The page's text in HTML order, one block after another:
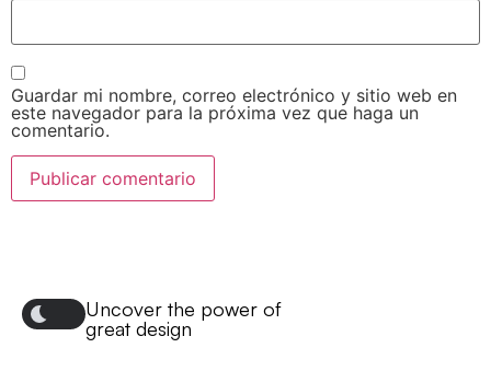
Guardar mi nombre, correo electrónico y sitio web en
este navegador para la próxima vez que haga un
comentario.
Uncover the power of
great design